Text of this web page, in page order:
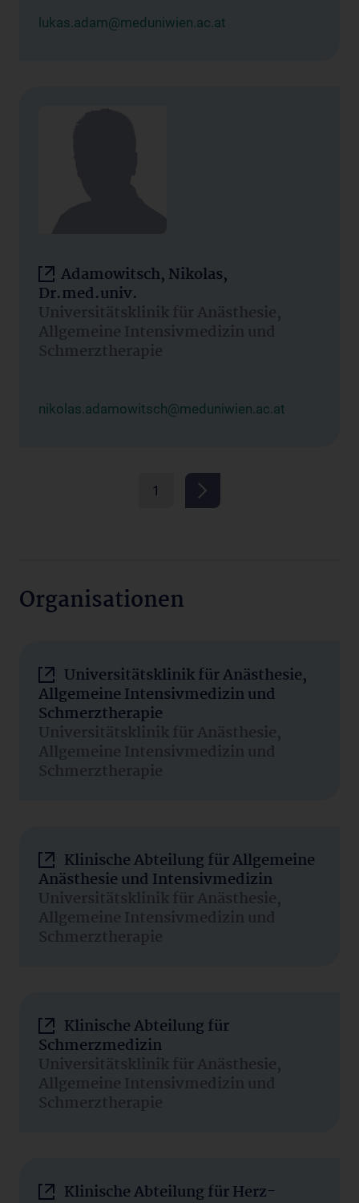
lukas.adam@meduniwien.ac.at
Adamowitsch, Nikolas,
Dr.med.univ.
Universitätsklinik für Anästhesie,
Allgemeine Intensivmedizin und
Schmerztherapie
nikolas.adamowitsch@meduniwien.ac.at
1
Organisationen
Universitätsklinik für Anästhesie,
Allgemeine Intensivmedizin und
Schmerztherapie
Universitätsklinik für Anästhesie,
Allgemeine Intensivmedizin und
Schmerztherapie
Klinische Abteilung für Allgemeine
Anästhesie und Intensivmedizin
Universitätsklinik für Anästhesie,
Allgemeine Intensivmedizin und
Schmerztherapie
Klinische Abteilung für
Schmerzmedizin
Universitätsklinik für Anästhesie,
Allgemeine Intensivmedizin und
Schmerztherapie
Klinische Abteilung für Herz-